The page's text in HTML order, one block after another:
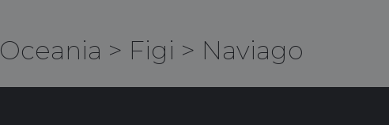
Oceania > Figi > Naviago